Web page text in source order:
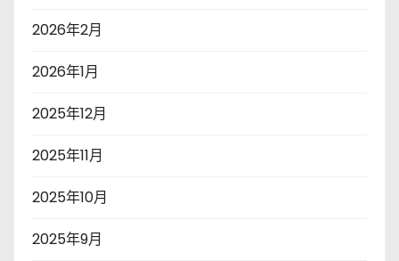
2026年2月
2026年1月
2025年12月
2025年11月
2025年10月
2025年9月